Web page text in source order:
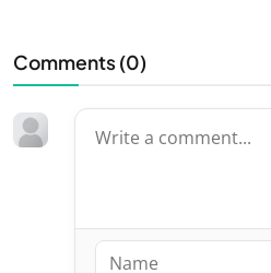
Comments (0)